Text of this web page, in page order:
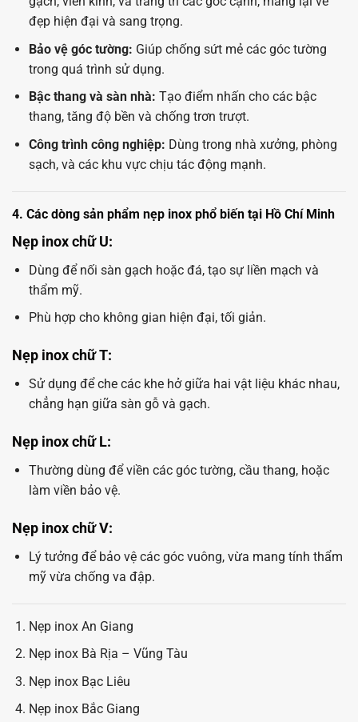
đẹp hiện đại và sang trọng.
Bảo vệ góc tường: Giúp chống sứt mẻ các góc tường
trong quá trình sử dụng.
Bậc thang và sàn nhà: Tạo điểm nhấn cho các bậc
thang, tăng độ bền và chống trơn trượt.
Công trình công nghiệp: Dùng trong nhà xưởng, phòng
sạch, và các khu vực chịu tác động mạnh.
4. Các dòng sản phẩm nẹp inox phổ biến tại Hồ Chí Minh
Nẹp inox chữ U:
Dùng để nối sàn gạch hoặc đá, tạo sự liền mạch và
thẩm mỹ.
Phù hợp cho không gian hiện đại, tối giản.
Nẹp inox chữ T:
Sử dụng để che các khe hở giữa hai vật liệu khác nhau,
chẳng hạn giữa sàn gỗ và gạch.
Nẹp inox chữ L:
Thường dùng để viền các góc tường, cầu thang, hoặc
làm viền bảo vệ.
Nẹp inox chữ V:
Lý tưởng để bảo vệ các góc vuông, vừa mang tính thẩm
mỹ vừa chống va đập.
Nẹp inox An Giang
Nẹp inox Bà Rịa – Vũng Tàu
Nẹp inox Bạc Liêu
Nẹp inox Bắc Giang